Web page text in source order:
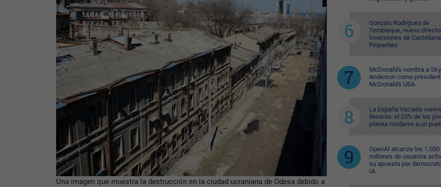
Una imagen que muestra la destrucción en la ciudad ucraniana de Odesa debido a
Gonzalo Rodríguez de
Tembleque, nuevo
Inversiones de Castellana
Properties
McDonald's nombra a
Anderson como
McDonald's USA
La España Vaciada
llenarse: el 23% de los
planea mudarse a un
OpenAI alcanza los 1.000
millones de usuarios
su apuesta por
IA